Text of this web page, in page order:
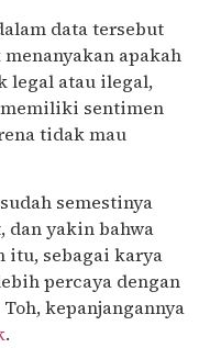
data tersebut
apakah
legal atau ilegal,
memiliki sentimen
tidak mau
semestinya
dan yakin bahwa
itu, sebagai karya
percaya dengan
kepanjangannya
.